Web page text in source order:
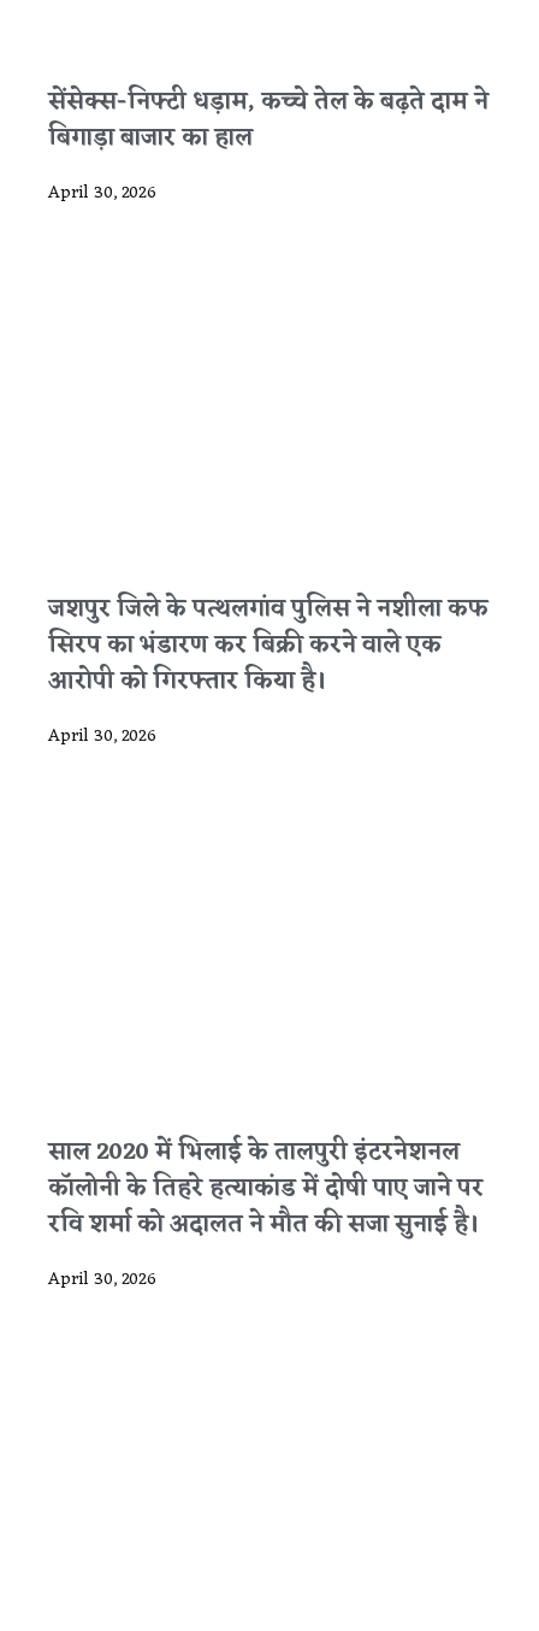
सेंसेक्स-निफ्टी धड़ाम, कच्चे तेल के बढ़ते दाम ने
बिगाड़ा बाजार का हाल
April 30, 2026
जशपुर जिले के पत्थलगांव पुलिस ने नशीला कफ
सिरप का भंडारण कर बिक्री करने वाले एक
आरोपी को गिरफ्तार किया है।
April 30, 2026
साल 2020 में भिलाई के तालपुरी इंटरनेशनल
कॉलोनी के तिहरे हत्याकांड में दोषी पाए जाने पर
रवि शर्मा को अदालत ने मौत की सजा सुनाई है।
April 30, 2026